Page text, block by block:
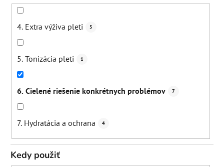
4. Extra výživa pleti 5
5. Tonizácia pleti 1
6. Cielené riešenie konkrétnych problémov 7
7. Hydratácia a ochrana 4
Kedy použiť